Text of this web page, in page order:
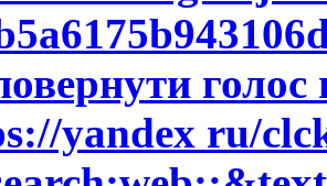
yandex ru/